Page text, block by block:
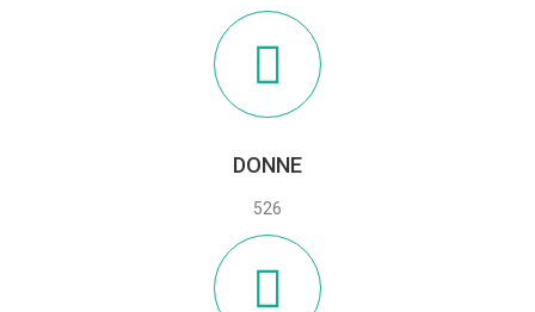
DONNE
526